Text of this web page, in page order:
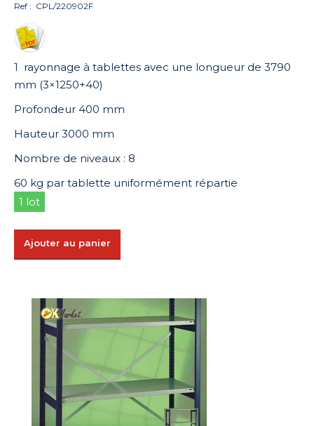
Ref : CPL/220902F
1 rayonnage à tablettes avec une longueur de 3790
mm (3×1250+40)
Profondeur 400 mm
Hauteur 3000 mm
Nombre de niveaux : 8
60 kg par tablette uniformément répartie
1 lot
Ajouter au panier